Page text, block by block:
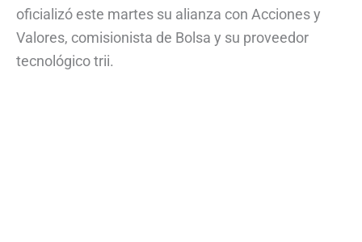
oficializó este martes su alianza con Acciones y
Valores, comisionista de Bolsa y su proveedor
tecnológico trii.